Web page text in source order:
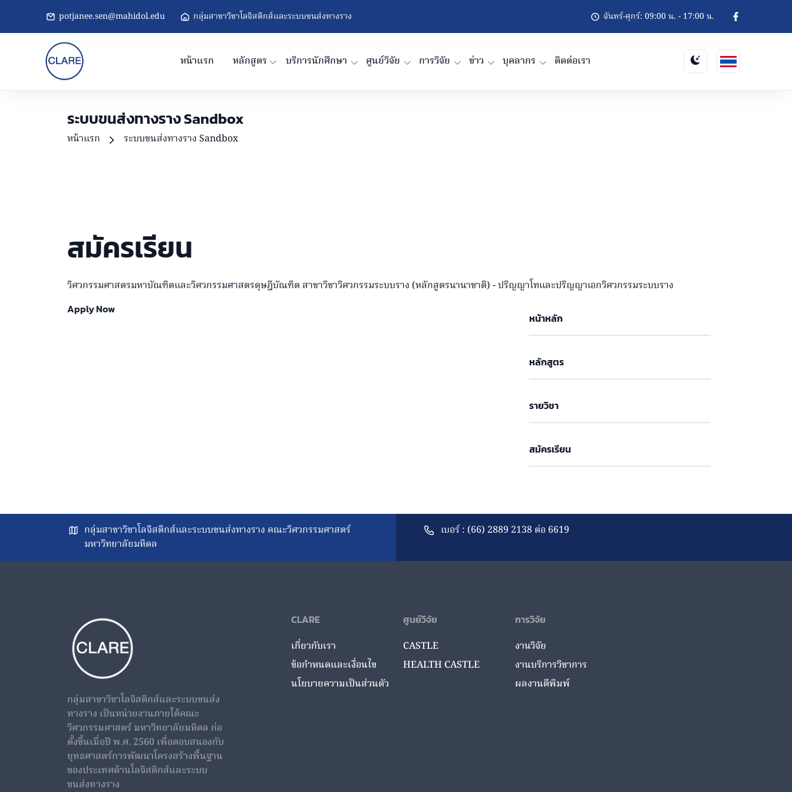
potjanee.sen@mahidol.edu กลุ่มสาขาวิชาโลจิสติกส์และระบบขนส่งทางราง จันทร์-ศุกร์: 09:00 น. - 17:00 น.
หน้าแรก หลักสูตร บริการนักศึกษา ศูนย์วิจัย การวิจัย ข่าว บุคลากร ติดต่อเรา
ระบบขนส่งทางราง Sandbox
หน้าแรก ระบบขนส่งทางราง Sandbox
สมัครเรียน
วิศวกรรมศาสตรมหาบัณฑิตและวิศวกรรมศาสตรดุษฎีบัณฑิต สาขาวิชาวิศวกรรมระบบราง (หลักสูตรนานาชาติ) - ปริญญาโทและปริญญาเอกวิศวกรรมระบบราง
Apply Now
หน้าหลัก
หลักสูตร
รายวิชา
สมัครเรียน
กลุ่มสาขาวิชาโลจิสติกส์และระบบขนส่งทางราง คณะวิศวกรรมศาสตร์
มหาวิทยาลัยมหิดล
เบอร์ : (66) 2889 2138 ต่อ 6619
กลุ่มสาขาวิชาโลจิสติกส์และระบบขนส่ง
ทางราง เป็นหน่วยงานภายใต้คณะ
วิศวกรรมศาสตร์ มหาวิทยาลัยมหิดล ก่อ
ตั้งขึ้นเมื่อปี พ.ศ. 2560 เพื่อตอบสนองกับ
ยุทธศาสตร์การพัฒนาโครงสร้างพื้นฐาน
ของประเทศด้านโลจิสติกส์และระบบ
ขนส่งทางราง
CLARE
เกี่ยวกับเรา
ข้อกำหนดและเงื่อนไข
นโยบายความเป็นส่วนตัว
ศูนย์วิจัย
CASTLE
HEALTH CASTLE
การวิจัย
งานวิจัย
งานบริการวิชาการ
ผลงานตีพิมพ์